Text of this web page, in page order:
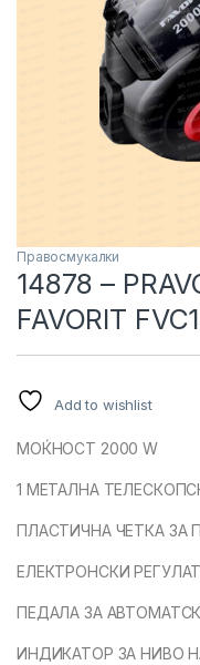
Правосмукалки
14878 –
FAVORIT
Add to wishlist
МОЌНОСТ 2000 W
1 МЕТАЛНА
ПЛАСТИЧНА ЧЕТКА ЗА
ЕЛЕКТРОНСКИ
ПЕДАЛА ЗА
ИНДИКАТОР ЗА НИВО